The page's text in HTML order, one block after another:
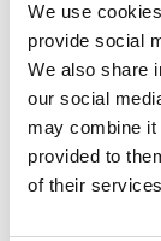
We use
provide social
We also share
our social
may combine it
provided to
of their
EAN
Merk: